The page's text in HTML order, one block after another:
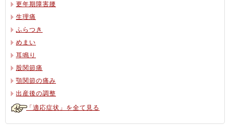
更年期障害腰
生理痛
ふらつき
めまい
耳鳴り
股関節痛
顎関節の痛み
出産後の調整
「適応症状」を全て見る